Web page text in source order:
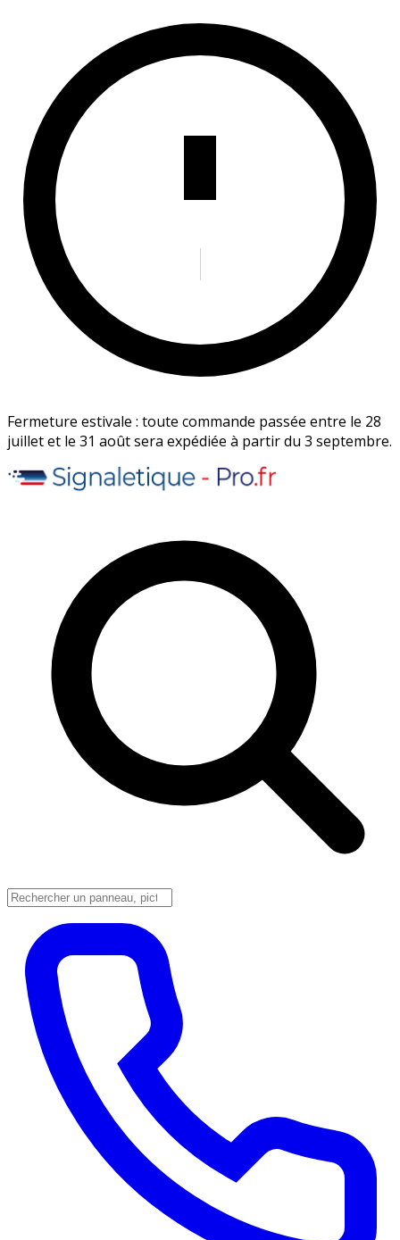
Fermeture estivale : toute commande passée entre le 28
juillet et le 31 août sera expédiée à partir du 3 septembre.